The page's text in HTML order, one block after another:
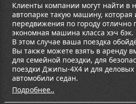
Клиенты компании могут найти
автопарке такую машину,
передвижения по городу отлично
экономная машина класса хэч бэк.
В этом случае ваша поездка
Вы также можете взять в аренду
для семейной поездки, для
поездки Джипы-4Х4 и для
автомобили седан.
Подробнее..